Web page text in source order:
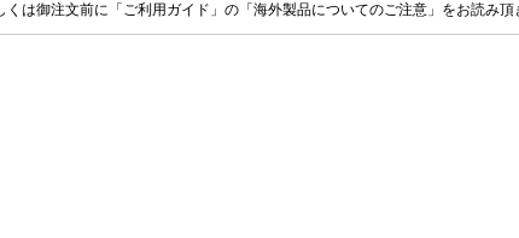
くは御注文前に「ご利用ガイド」の「海外製品についてのご注意」をお読み頂